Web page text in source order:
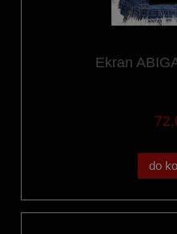
Ekran
do